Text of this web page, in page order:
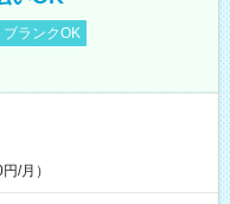
ブランクOK
/月）